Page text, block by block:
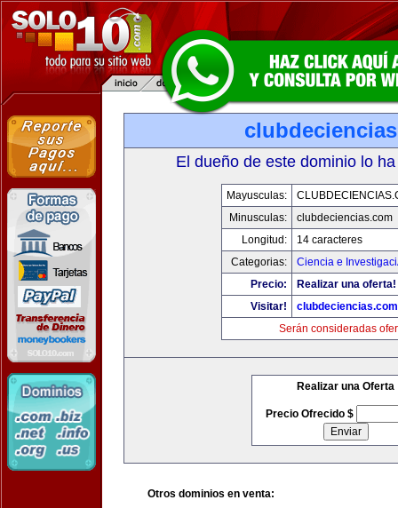
El dueño de este dominio lo
Mayusculas:
Minusculas:
clubdeciencias.com
Longitud:
14 caracteres
Categorias:
Ciencia e
Precio:
Realizar una oferta!
Visitar!
clubdeciencias.com
Serán consideradas
Realizar una Oferta
Precio Ofrecido $
Otros dominios en venta: